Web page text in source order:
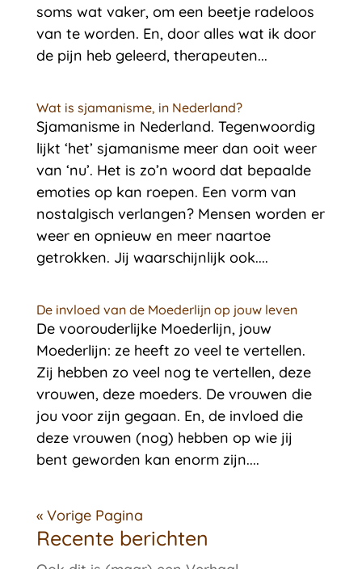
soms wat vaker, om een beetje radeloos
van te worden. En, door alles wat ik door
de pijn heb geleerd, therapeuten...
Wat is sjamanisme, in Nederland?
Sjamanisme in Nederland. Tegenwoordig
lijkt ‘het’ sjamanisme meer dan ooit weer
van ‘nu’. Het is zo’n woord dat bepaalde
emoties op kan roepen. Een vorm van
nostalgisch verlangen? Mensen worden er
weer en opnieuw en meer naartoe
getrokken. Jij waarschijnlijk ook....
De invloed van de Moederlijn op jouw leven
De voorouderlijke Moederlijn, jouw
Moederlijn: ze heeft zo veel te vertellen.
Zij hebben zo veel nog te vertellen, deze
vrouwen, deze moeders. De vrouwen die
jou voor zijn gegaan. En, de invloed die
deze vrouwen (nog) hebben op wie jij
bent geworden kan enorm zijn....
« Vorige Pagina
Recente berichten